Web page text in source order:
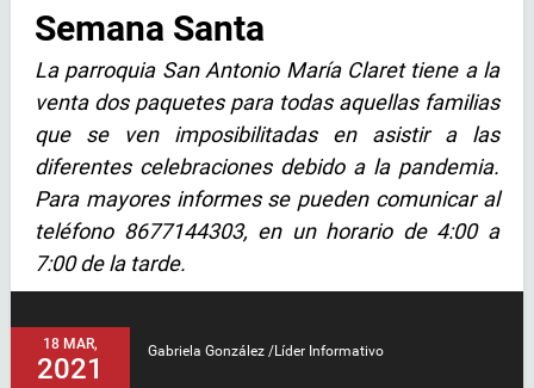
Semana Santa
La parroquia San Antonio María Claret tiene a la
venta dos paquetes para todas aquellas familias
que se ven imposibilitadas en asistir a las
diferentes celebraciones debido a la pandemia.
Para mayores informes se pueden comunicar al
teléfono 8677144303, en un horario de 4:00 a
7:00 de la tarde.
18 MAR,
2021
Gabriela González /Líder Informativo